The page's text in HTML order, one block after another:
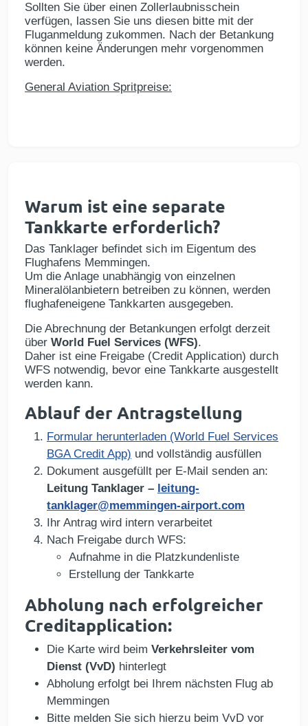
Sollten Sie über einen Zollerlaubnisschein
verfügen, lassen Sie uns diesen bitte mit der
Fluganmeldung zukommen. Nach der Betankung
können keine Änderungen mehr vorgenommen
werden.
General Aviation Spritpreise:
Warum ist eine separate
Tankkarte erforderlich?
Das Tanklager befindet sich im Eigentum des
Flughafens Memmingen.
Um die Anlage unabhängig von einzelnen
Mineralölanbietern betreiben zu können, werden
flughafeneigene Tankkarten ausgegeben.
Die Abrechnung der Betankungen erfolgt derzeit
über World Fuel Services (WFS).
Daher ist eine Freigabe (Credit Application) durch
WFS notwendig, bevor eine Tankkarte ausgestellt
werden kann.
Ablauf der Antragstellung
Formular herunterladen (World Fuel Services
BGA Credit App) und vollständig ausfüllen
Dokument ausgefüllt per E-Mail senden an:
Leitung Tanklager – leitung-
tanklager@memmingen-airport.com
Ihr Antrag wird intern verarbeitet
Nach Freigabe durch WFS:
Aufnahme in die Platzkundenliste
Erstellung der Tankkarte
Abholung nach erfolgreicher
Creditapplication:
Die Karte wird beim Verkehrsleiter vom
Dienst (VvD) hinterlegt
Abholung erfolgt bei Ihrem nächsten Flug ab
Memmingen
Bitte melden Sie sich hierzu beim VvD vor